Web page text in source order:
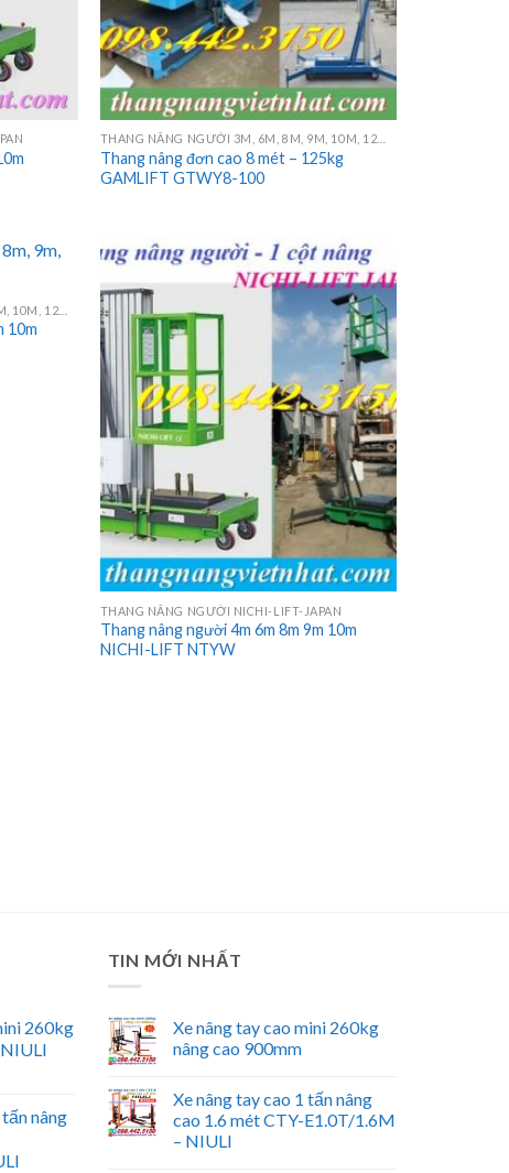
Thang nâng đơn cao 8 mét – 125kg
GAMLIFT GTWY8-100
10m
THANG NÂNG NGƯỜI NICHI-LIFT-JAPAN
Thang nâng người 4m 6m 8m 9m 10m
NICHI-LIFT NTYW
260kg
nâng
TIN MỚI NHẤT
Xe nâng tay cao mini 260kg
nâng cao 900mm
Xe nâng tay cao 1 tấn nâng
cao 1.6 mét CTY-E1.0T/1.6M
– NIULI